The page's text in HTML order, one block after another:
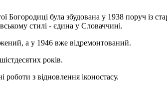
була збудована у 1938 поруч із
стилі - єдина у Словаччині.
а у 1946 вже відремонтований.
років.
з відновлення іконостасу.